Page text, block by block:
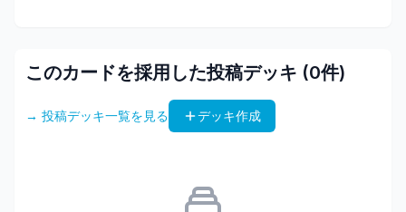
このカードを採用した投稿デッキ (0件)
→ 投稿デッキ一覧を見る デッキ作成